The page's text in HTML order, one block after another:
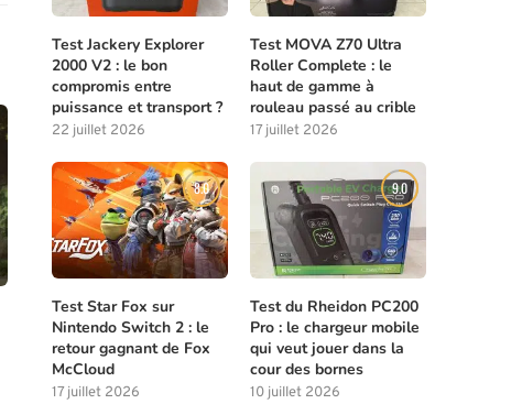
Meilleures compétences à débloquer
tôt dans Beast of...
Les solutions de chasse à
Test Jackery Explorer
2000 V2 : le bon
compromis entre
puissance et transport ?
22 juillet 2026
Test MOVA Z70 Ultra
Roller Complete : le
haut de gamme à
rouleau passé au crible
17 juillet 2026
8.0
Test Star Fox sur
Nintendo Switch 2 : le
retour gagnant de Fox
McCloud
17 juillet 2026
9.0
Test du Rheidon PC200
Pro : le chargeur mobile
qui veut jouer dans la
cour des bornes
10 juillet 2026